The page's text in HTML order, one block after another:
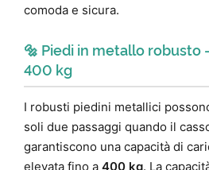
comoda e sicura.
🔩 Piedi in metallo robusto
400 kg
I robusti piedini metallici
soli due passaggi quando il
garantiscono una capacità di
elevata fino a 400 kg. La